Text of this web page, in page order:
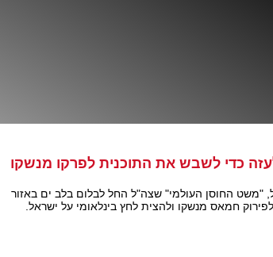
כדי לשבש את התוכנית לפרקו מנשקו
"משט החוסן העולמי" שצה"ל החל לבלום בלב ים באזור
חמאס מנשקו ולהצית לחץ בינלאומי על ישראל.